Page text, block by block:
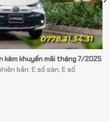
kèm khuyến mãi tháng 7/2025
bản: E số sàn, E số